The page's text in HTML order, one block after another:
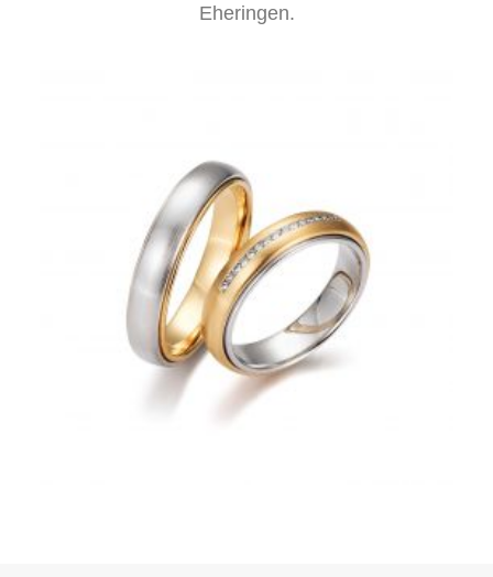
Eheringen.